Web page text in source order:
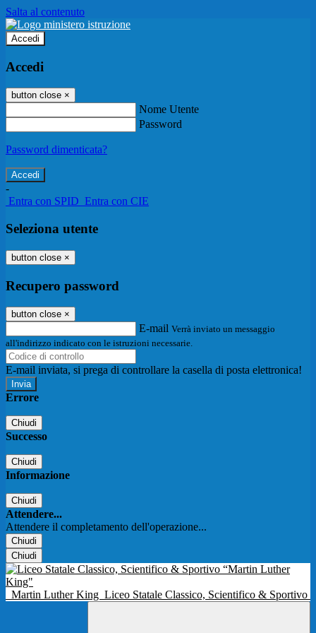
Salta al contenuto
Accedi
Accedi
button close ×
Nome Utente
Password
Password dimenticata?
-
Entra con SPID Entra con CIE
Seleziona utente
button close ×
Recupero password
button close ×
E-mail Verrà inviato un messaggio
all'indirizzo indicato con le istruzioni necessarie.
E-mail inviata, si prega di controllare la casella di posta elettronica!
Errore
Chiudi
Successo
Chiudi
Informazione
Chiudi
Attendere...
Attendere il completamento dell'operazione...
Chiudi
Chiudi
Martin Luther King Liceo Statale Classico, Scientifico & Sportivo